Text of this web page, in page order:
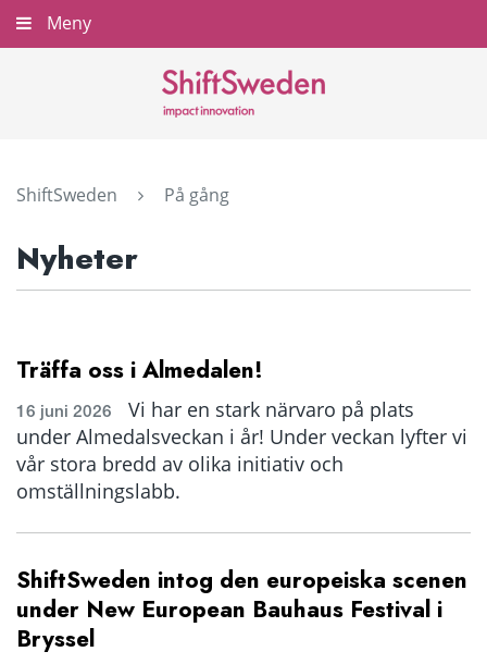
Gå
till
Meny
ShiftSweden På gång
Nyheter
Träffa oss i Almedalen!
16 juni 2026
Vi har en stark närvaro på plats
under Almedalsveckan i år! Under veckan lyfter vi
vår stora bredd av olika initiativ och
omställningslabb.
ShiftSweden intog den europeiska scenen
under New European Bauhaus Festival i
Bryssel